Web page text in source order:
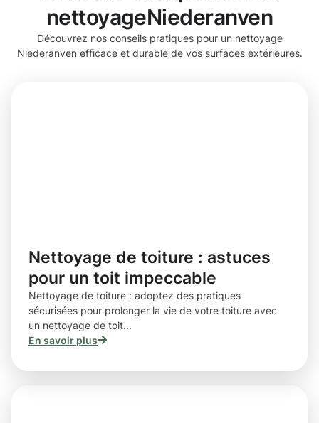
nettoyageNiederanven
Découvrez nos conseils pratiques pour un nettoyage
Niederanven efficace et durable de vos surfaces extérieures.
Nettoyage de toiture : astuces
pour un toit impeccable
Nettoyage de toiture : adoptez des pratiques
sécurisées pour prolonger la vie de votre toiture avec
un nettoyage de toit...
En savoir plus